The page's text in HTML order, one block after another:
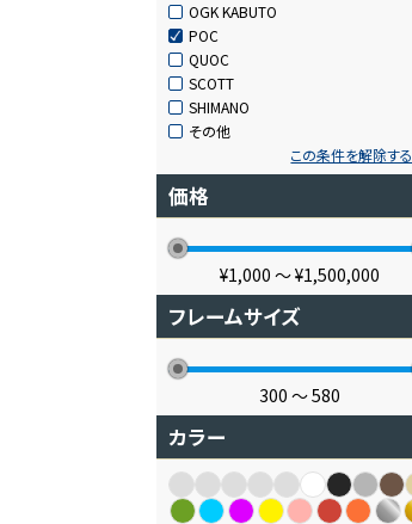
OGK KABUTO
POC
QUOC
SCOTT
SHIMANO
その他
この条件を解除する
価格
¥1,000 〜¥1,500,000
フレームサイズ
300 〜580
カラー